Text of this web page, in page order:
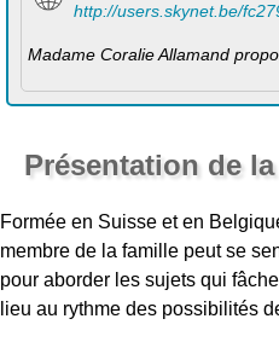
http://users.skynet.be/
Madame Coralie Allamand
Présentation de
Formée en Suisse et en
membre de la famille peut se
pour aborder les sujets qui
lieu au rythme des possibilités